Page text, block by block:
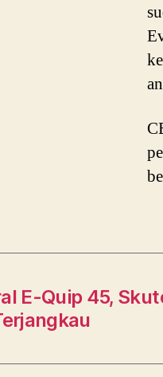
E-Quip 45,